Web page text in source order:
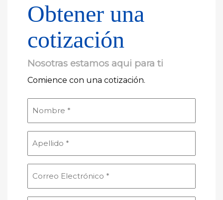
Obtener una
cotización
Nosotras estamos aqui para ti
Comience con una cotización.
(Obligatorio)
(Obligatorio)
Electrónico